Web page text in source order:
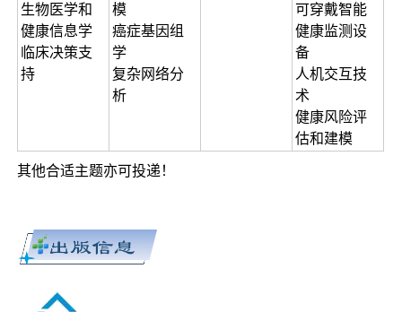
生物医学和
健康信息学
临床决策支
持
模
癌症基因组
学
复杂网络分
析
可穿戴智能
健康监测设
备
人机交互技
术
健康风险评
估和建模
其他合适主题亦可投递！